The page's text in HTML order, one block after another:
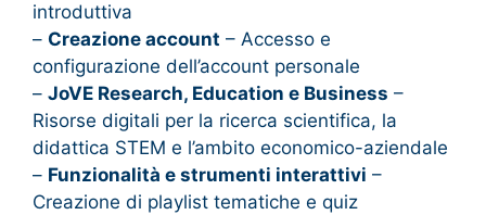
introduttiva
– Creazione account – Accesso e
configurazione dell’account personale
– JoVE Research, Education e Business –
Risorse digitali per la ricerca scientifica, la
didattica STEM e l’ambito economico-aziendale
– Funzionalità e strumenti interattivi –
Creazione di playlist tematiche e quiz